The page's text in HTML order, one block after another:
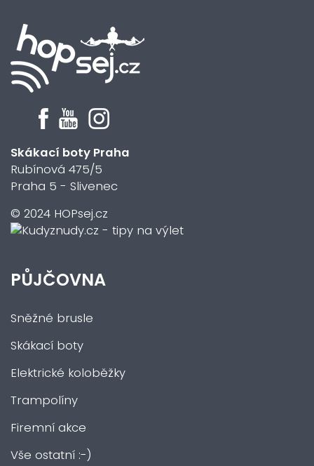
Skákací boty Praha
Rubínová 475/5
Praha 5 - Slivenec
© 2024 HOPsej.cz
PŮJČOVNA
Sněžné brusle
Skákací boty
Elektrické koloběžky
Trampolíny
Firemní akce
Vše ostatní :-)